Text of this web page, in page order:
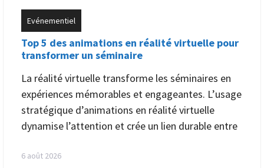
Evénementiel
Top 5 des animations en réalité virtuelle pour
transformer un séminaire
La réalité virtuelle transforme les séminaires en
expériences mémorables et engageantes. L’usage
stratégique d’animations en réalité virtuelle
dynamise l’attention et crée un lien durable entre
6 août 2026